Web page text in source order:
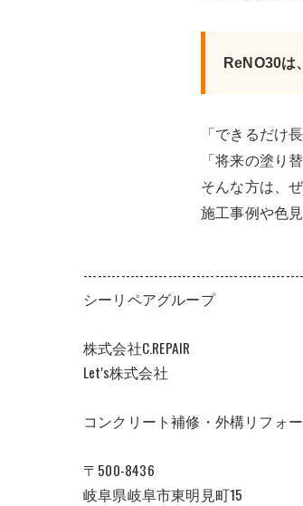
ReNO30は
「できるだけ
「将来の塗り
そんな方は、
施工事例や色
シーリペアグループ
株式会社C.REPAIR
Let's株式会社
コンクリート補修・外構リフォ
〒500-8436
岐阜県岐阜市東明見町15